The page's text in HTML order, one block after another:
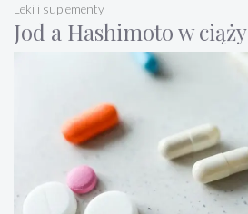
Jod a Hashimoto w ciąży
Leki i suplementy